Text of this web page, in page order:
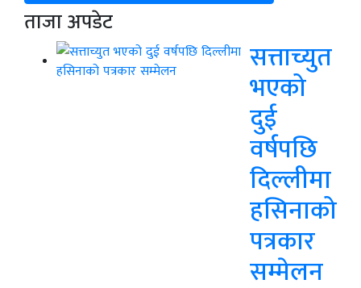
ताजा अपडेट
सत्ताच्युत
भएको
दुई
वर्षपछि
दिल्लीमा
हसिनाको
पत्रकार
सम्मेलन